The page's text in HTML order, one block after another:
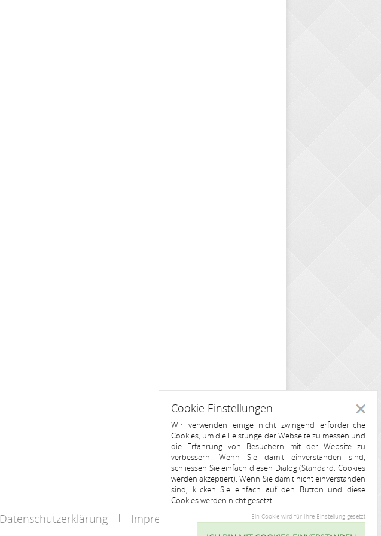
Datenschutzerklärung Impressum Kontakt
Cookie Einstellungen
Wir verwenden einige nicht zwingend erforderliche
Cookies, um die Leistunge der Webseite zu messen und
die Erfahrung von Besuchern mit der Website zu
verbessern. Wenn Sie damit einverstanden sind,
schliessen Sie einfach diesen Dialog (Standard: Cookies
werden akzeptiert). Wenn Sie damit nicht einverstanden
sind, klicken Sie einfach auf den Button und diese
Cookies werden nicht gesetzt.
Ein Cookie wird für Ihre Einstellung gesetzt